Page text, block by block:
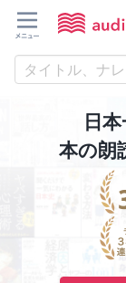
日
本の朗